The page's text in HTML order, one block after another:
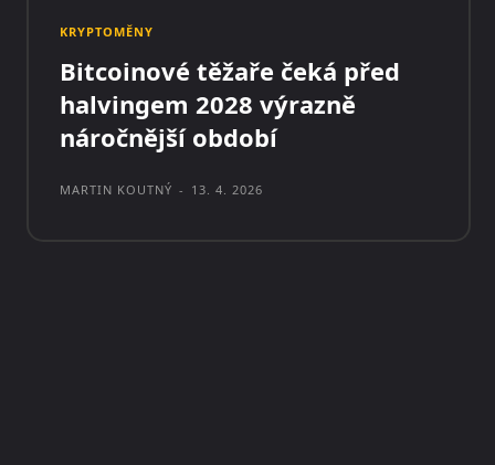
KRYPTOMĚNY
Bitcoinové těžaře čeká před
halvingem 2028 výrazně
náročnější období
MARTIN KOUTNÝ - 13. 4. 2026